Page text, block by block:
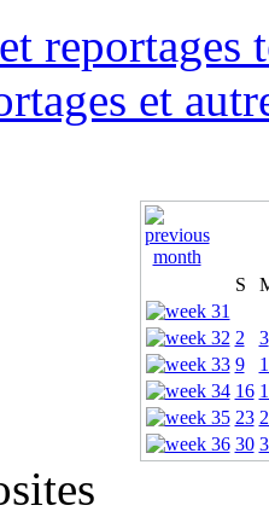
reportages
et
S
2
3
9
16
23
30